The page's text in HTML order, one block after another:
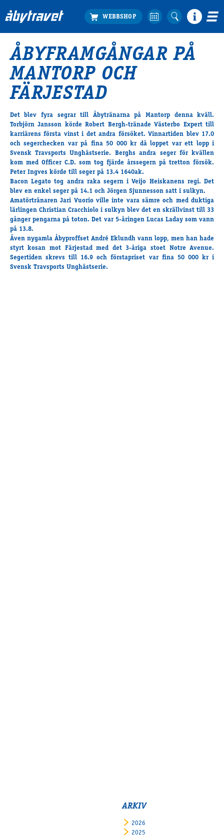
Köp biljett
Travprogrammet
Boka ställplats
Bra att veta
Restauranger
Catering by Lyon
Hotell nära oss
Nybörjar­guide
Presentkort
Tävlingsdagar
FAQ
Travkonferens
Exponering & värdskap
Aktiviteter
ÅBYFRAMGÅNGAR PÅ
MANTORP OCH
FÄRJESTAD
Det blev fyra segrar till Åbytränarna på Mantorp denna kväll.
Torbjörn Jansson körde Robert Bergh-tränade Västerbo Expert till
karriärens första vinst i det andra försöket. Vinnartiden blev 17.0
och segerchecken var på fina 50 000 kr då loppet var ett lopp i
Svensk Travsports Unghästserie. Berghs andra seger för kvällen
kom med Officer C.D. som tog fjärde årssegern på tretton försök.
Peter Ingves körde till seger på 13.4 1640ak.
Bacon Legato tog andra raka segern i Veijo Heiskanens regi. Det
blev en enkel seger på 14.1 och Jörgen Sjunnesson satt i sulkyn.
Amatörtränaren Jari Vuorio ville inte vara sämre och med duktiga
lärlingen Christian Cracchiolo i sulkyn blev det en skrällvinst till 33
gånger pengarna på toton. Det var 5-åringen Lucas Laday som vann
på 13.8.
Även nygamla Åbyproffset André Eklundh vann lopp, men han hade
styrt kosan mot Färjestad med det 3-åriga stoet Notre Avenue.
Segertiden skrevs till 16.9 och förstapriset var fina 50 000 kr i
Svensk Travsports Unghästserie.
ARKIV
2026
2025